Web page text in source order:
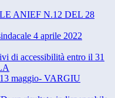
ANIEF N.12 DEL 28
4 aprile 2022
di accessibilità entro il 31
maggio- VARGIU